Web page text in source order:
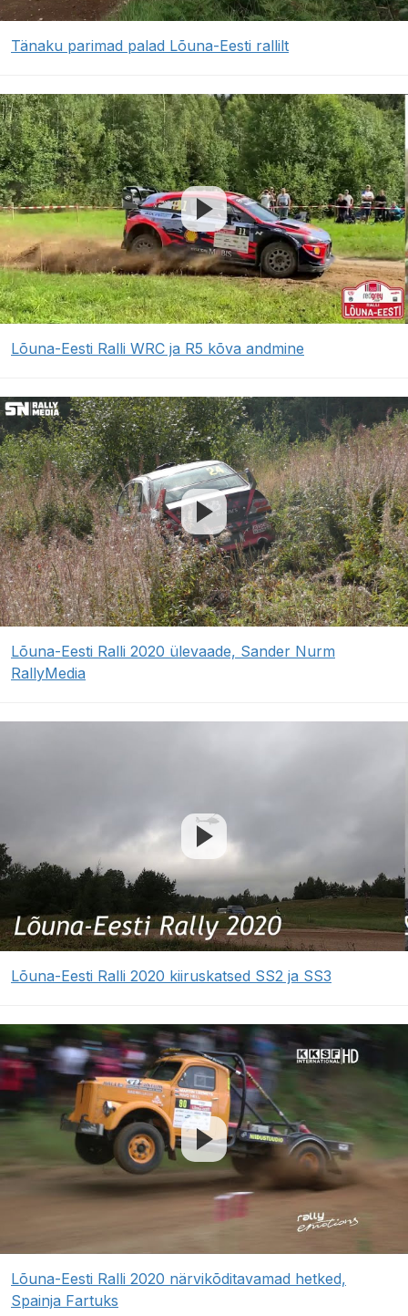
Tänaku parimad palad Lõuna-Eesti rallilt
Lõuna-Eesti Ralli WRC ja R5 kõva andmine
Lõuna-Eesti Ralli 2020 ülevaade, Sander Nurm
RallyMedia
Lõuna-Eesti Ralli 2020 kiiruskatsed SS2 ja SS3
Lõuna-Eesti Ralli 2020 närvikõditavamad hetked,
Spainja Fartuks